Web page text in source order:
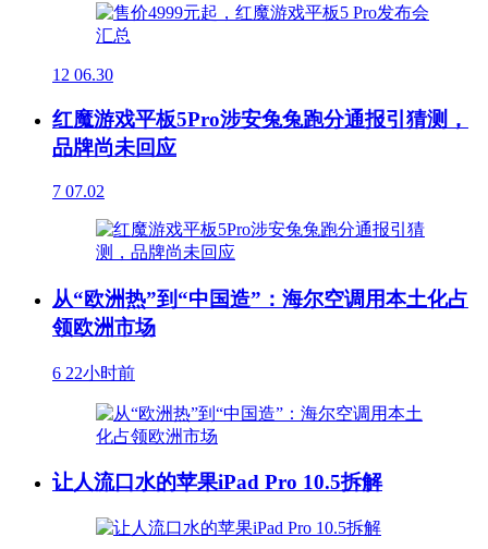
12 06.30
红魔游戏平板5Pro涉安兔兔跑分通报引猜测，
品牌尚未回应
7 07.02
从“欧洲热”到“中国造”：海尔空调用本土化占
领欧洲市场
6 22小时前
让人流口水的苹果iPad Pro 10.5拆解